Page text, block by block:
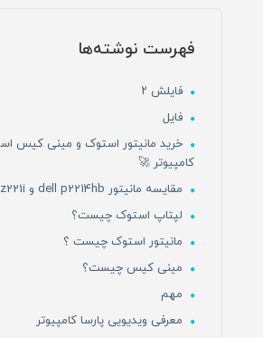
فهرست نوشته‌ها
فایلش ۲
فایل
خرید مانیتور استوک و مینی کیس
کامپیوتر 🚀
مقایسه مانیتور dell p2214hb و hp z221i
لپتاپ استوک چیست؟
مانیتور استوک چیست ؟
مینی کیس چیست؟
مهم
معرفی ویدیویی پارسا کامپیوتر